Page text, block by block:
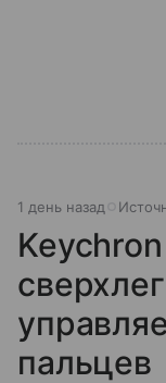
1 день назад
пальцев